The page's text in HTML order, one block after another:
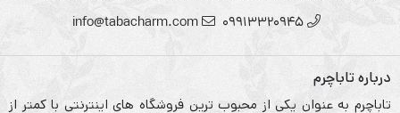
09913320945
info@tabacharm.com
درباره تاباچرم
تاباچرم به عنوان یکی از محبوب ترین فروشگاه های اینترنتی با کمتر از